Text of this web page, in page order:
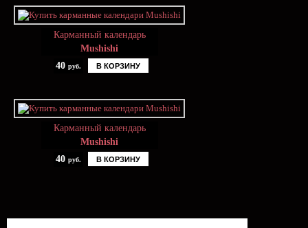
Карманный календарь
Mushishi
40 руб. В КОРЗИНУ
Карманный календарь
Mushishi
40 руб. В КОРЗИНУ